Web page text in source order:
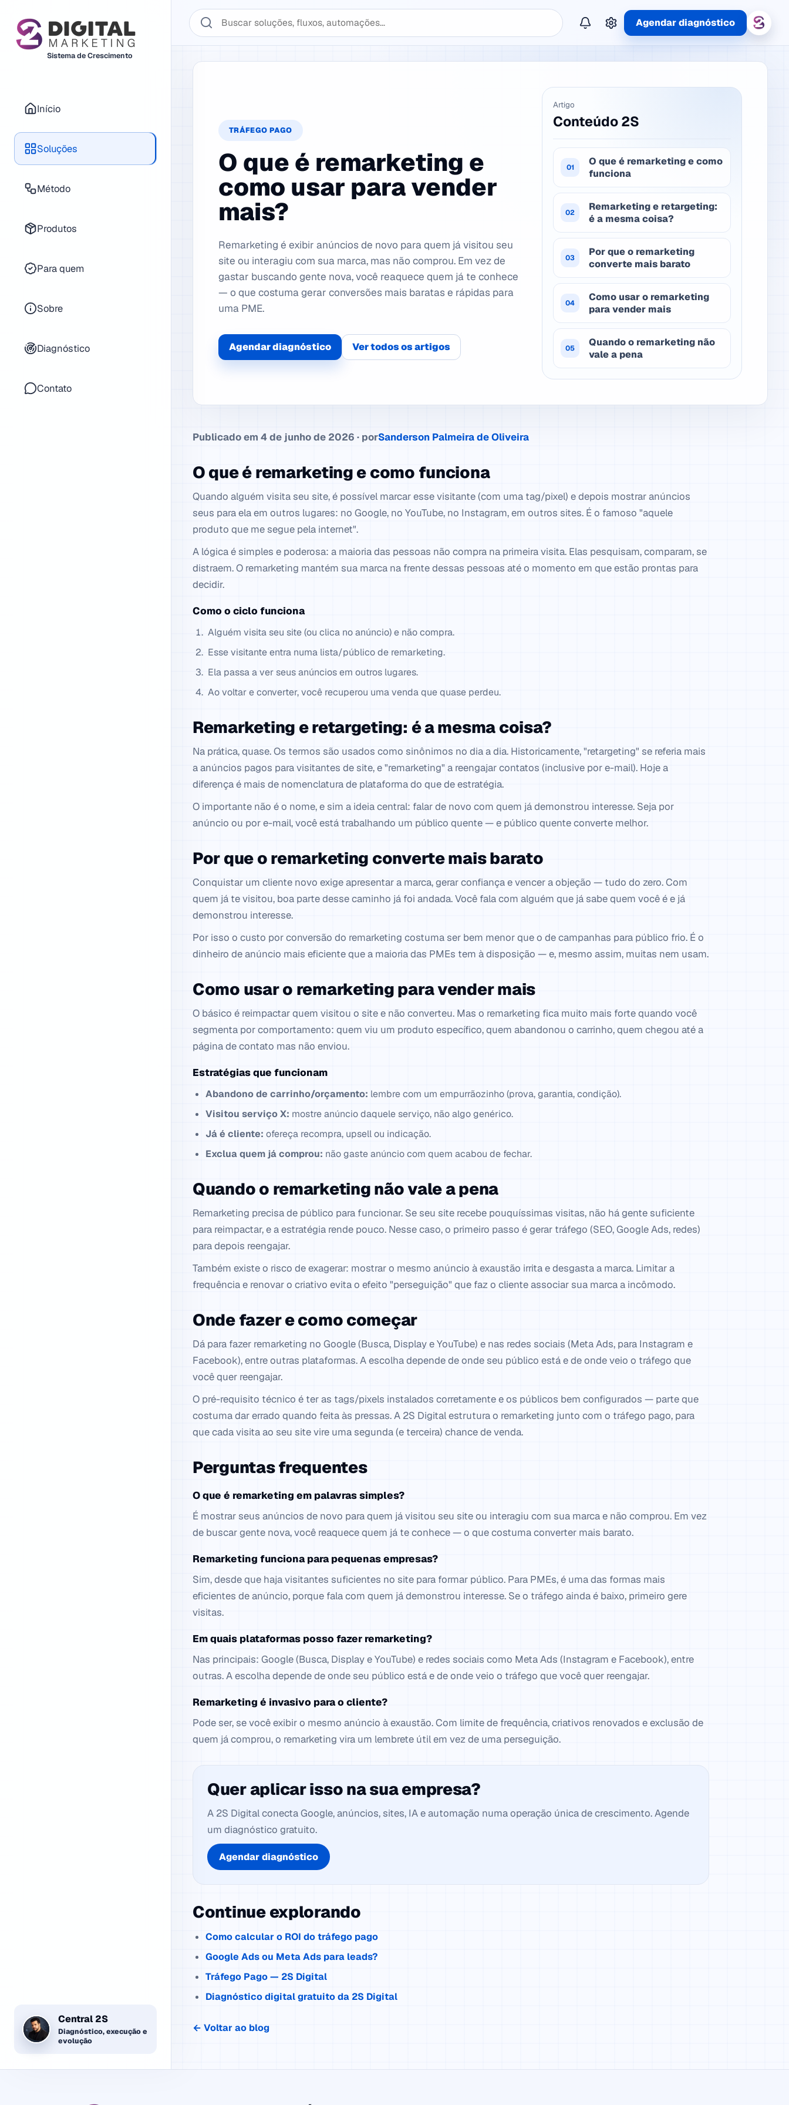
Sistema de Crescimento
Início
Soluções
Método
Produtos
Para quem
Sobre
Diagnóstico
Contato
Central 2S
Diagnóstico, execução e
evolução
Buscar no sistema 2S Agendar diagnóstico
TRÁFEGO PAGO
O que é remarketing e
como usar para vender
mais?
Remarketing é exibir anúncios de novo para quem já visitou seu
site ou interagiu com sua marca, mas não comprou. Em vez de
gastar buscando gente nova, você reaquece quem já te conhece
— o que costuma gerar conversões mais baratas e rápidas para
uma PME.
Agendar diagnóstico Ver todos os artigos
Artigo
Conteúdo 2S
01
O que é remarketing e como
funciona
02
Remarketing e retargeting:
é a mesma coisa?
03
Por que o remarketing
converte mais barato
04
Como usar o remarketing
para vender mais
05
Quando o remarketing não
vale a pena
Publicado em 4 de junho de 2026 · porSanderson Palmeira de Oliveira
O que é remarketing e como funciona
Quando alguém visita seu site, é possível marcar esse visitante (com uma tag/pixel) e depois mostrar anúncios
seus para ela em outros lugares: no Google, no YouTube, no Instagram, em outros sites. É o famoso "aquele
produto que me segue pela internet".
A lógica é simples e poderosa: a maioria das pessoas não compra na primeira visita. Elas pesquisam, comparam, se
distraem. O remarketing mantém sua marca na frente dessas pessoas até o momento em que estão prontas para
decidir.
Como o ciclo funciona
Alguém visita seu site (ou clica no anúncio) e não compra.
Esse visitante entra numa lista/público de remarketing.
Ela passa a ver seus anúncios em outros lugares.
Ao voltar e converter, você recuperou uma venda que quase perdeu.
Remarketing e retargeting: é a mesma coisa?
Na prática, quase. Os termos são usados como sinônimos no dia a dia. Historicamente, "retargeting" se referia mais
a anúncios pagos para visitantes de site, e "remarketing" a reengajar contatos (inclusive por e-mail). Hoje a
diferença é mais de nomenclatura de plataforma do que de estratégia.
O importante não é o nome, e sim a ideia central: falar de novo com quem já demonstrou interesse. Seja por
anúncio ou por e-mail, você está trabalhando um público quente — e público quente converte melhor.
Por que o remarketing converte mais barato
Conquistar um cliente novo exige apresentar a marca, gerar confiança e vencer a objeção — tudo do zero. Com
quem já te visitou, boa parte desse caminho já foi andada. Você fala com alguém que já sabe quem você é e já
demonstrou interesse.
Por isso o custo por conversão do remarketing costuma ser bem menor que o de campanhas para público frio. É o
dinheiro de anúncio mais eficiente que a maioria das PMEs tem à disposição — e, mesmo assim, muitas nem usam.
Como usar o remarketing para vender mais
O básico é reimpactar quem visitou o site e não converteu. Mas o remarketing fica muito mais forte quando você
segmenta por comportamento: quem viu um produto específico, quem abandonou o carrinho, quem chegou até a
página de contato mas não enviou.
Estratégias que funcionam
Abandono de carrinho/orçamento: lembre com um empurrãozinho (prova, garantia, condição).
Visitou serviço X: mostre anúncio daquele serviço, não algo genérico.
Já é cliente: ofereça recompra, upsell ou indicação.
Exclua quem já comprou: não gaste anúncio com quem acabou de fechar.
Quando o remarketing não vale a pena
Remarketing precisa de público para funcionar. Se seu site recebe pouquíssimas visitas, não há gente suficiente
para reimpactar, e a estratégia rende pouco. Nesse caso, o primeiro passo é gerar tráfego (SEO, Google Ads, redes)
para depois reengajar.
Também existe o risco de exagerar: mostrar o mesmo anúncio à exaustão irrita e desgasta a marca. Limitar a
frequência e renovar o criativo evita o efeito "perseguição" que faz o cliente associar sua marca a incômodo.
Onde fazer e como começar
Dá para fazer remarketing no Google (Busca, Display e YouTube) e nas redes sociais (Meta Ads, para Instagram e
Facebook), entre outras plataformas. A escolha depende de onde seu público está e de onde veio o tráfego que
você quer reengajar.
O pré-requisito técnico é ter as tags/pixels instalados corretamente e os públicos bem configurados — parte que
costuma dar errado quando feita às pressas. A 2S Digital estrutura o remarketing junto com o tráfego pago, para
que cada visita ao seu site vire uma segunda (e terceira) chance de venda.
Perguntas frequentes
O que é remarketing em palavras simples?
É mostrar seus anúncios de novo para quem já visitou seu site ou interagiu com sua marca e não comprou. Em vez
de buscar gente nova, você reaquece quem já te conhece — o que costuma converter mais barato.
Remarketing funciona para pequenas empresas?
Sim, desde que haja visitantes suficientes no site para formar público. Para PMEs, é uma das formas mais
eficientes de anúncio, porque fala com quem já demonstrou interesse. Se o tráfego ainda é baixo, primeiro gere
visitas.
Em quais plataformas posso fazer remarketing?
Nas principais: Google (Busca, Display e YouTube) e redes sociais como Meta Ads (Instagram e Facebook), entre
outras. A escolha depende de onde seu público está e de onde veio o tráfego que você quer reengajar.
Remarketing é invasivo para o cliente?
Pode ser, se você exibir o mesmo anúncio à exaustão. Com limite de frequência, criativos renovados e exclusão de
quem já comprou, o remarketing vira um lembrete útil em vez de uma perseguição.
Quer aplicar isso na sua empresa?
A 2S Digital conecta Google, anúncios, sites, IA e automação numa operação única de crescimento. Agende
um diagnóstico gratuito.
Agendar diagnóstico
Continue explorando
Como calcular o ROI do tráfego pago
Google Ads ou Meta Ads para leads?
Tráfego Pago — 2S Digital
Diagnóstico digital gratuito da 2S Digital
← Voltar ao blog